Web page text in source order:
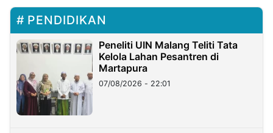
PENDIDIKAN
Peneliti UIN Malang Teliti Tata
Kelola Lahan Pesantren di
Martapura
07/08/2026 - 22:01